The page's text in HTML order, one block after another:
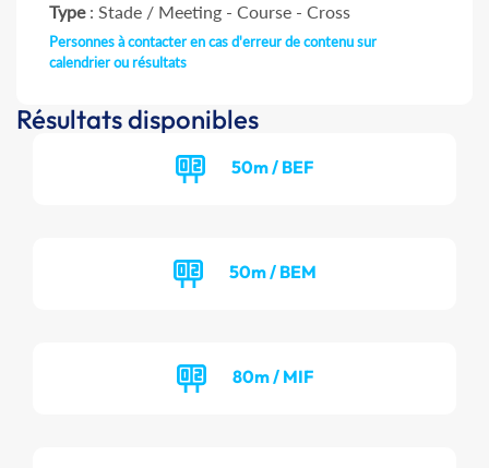
Type: Stade / Meeting - Course - Cross
Personnes à contacter en cas d'erreur de contenu sur
calendrier ou résultats
Résultats disponibles
50m / BEF
50m / BEM
80m / MIF